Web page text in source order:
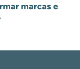
marcas e